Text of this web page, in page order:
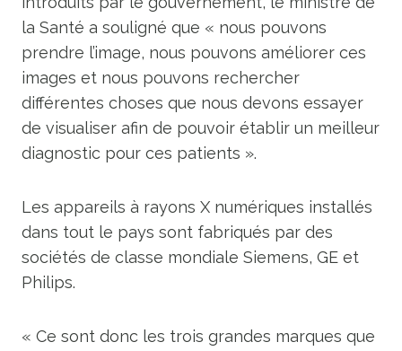
la Santé a souligné que « nous pouvons
prendre l’image, nous pouvons améliorer ces
images et nous pouvons rechercher
différentes choses que nous devons essayer
de visualiser afin de pouvoir établir un meilleur
diagnostic pour ces patients ».
Les appareils à rayons X numériques installés
dans tout le pays sont fabriqués par des
sociétés de classe mondiale Siemens, GE et
Philips.
« Ce sont donc les trois grandes marques que